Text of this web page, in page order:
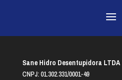
Sane Hidro Desentupidora LTDA
CNPJ: 01.302.331/0001-49